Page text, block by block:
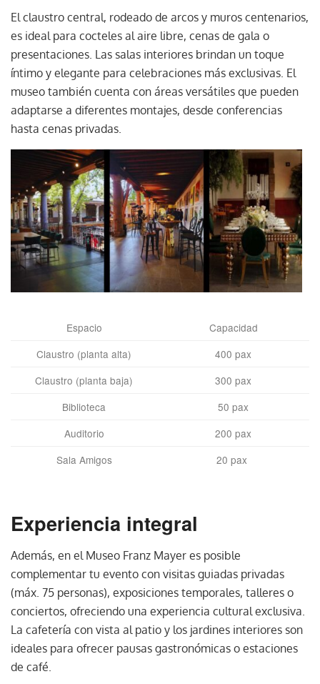
El claustro central, rodeado de arcos y muros centenarios,
es ideal para cocteles al aire libre, cenas de gala o
presentaciones. Las salas interiores brindan un toque
íntimo y elegante para celebraciones más exclusivas. El
museo también cuenta con áreas versátiles que pueden
adaptarse a diferentes montajes, desde conferencias
hasta cenas privadas.
Espacio
Capacidad
Claustro (planta alta)
400 pax
Claustro (planta baja)
300 pax
Biblioteca
50 pax
Auditorio
200 pax
Sala Amigos
20 pax
Experiencia integral
Además, en el Museo Franz Mayer es posible
complementar tu evento con visitas guiadas privadas
(máx. 75 personas), exposiciones temporales, talleres o
conciertos, ofreciendo una experiencia cultural exclusiva.
La cafetería con vista al patio y los jardines interiores son
ideales para ofrecer pausas gastronómicas o estaciones
de café.